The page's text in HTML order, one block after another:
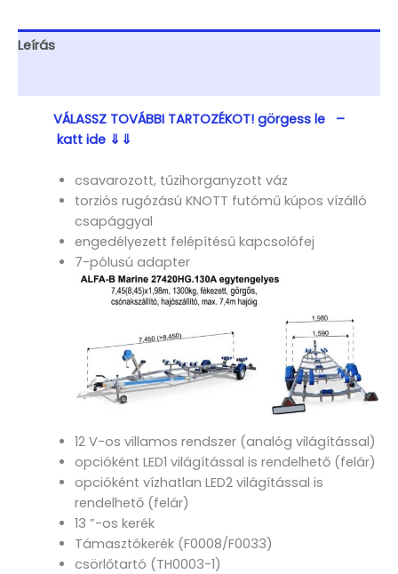
hajóig
mennyiség
Leírás
VÁLASSZ TOVÁBBI TARTOZÉKOT! görgess le –
katt ide ⇓⇓
csavarozott, tűzihorganyzott váz
torziós rugózású KNOTT futómű kúpos vízálló
csapággyal
engedélyezett felépítésű kapcsolófej
7-pólusú adapter
12 V-os villamos rendszer (analóg világítással)
opcióként LED1 világítással is rendelhető (felár)
opcióként vízhatlan LED2 világítással is
rendelhető (felár)
13 ”-os kerék
Támasztókerék (F0008/F0033)
csörlőtartó (TH0003-1)